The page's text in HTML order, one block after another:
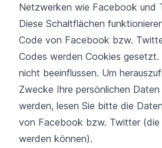
Netzwerken wie Facebook und
Diese Schaltflächen
Code von Facebook bzw.
Codes werden Cookies gesetzt.
nicht beeinflussen. Um
Zwecke Ihre persönlichen
werden, lesen Sie bitte die
von Facebook bzw. Twitter
werden können).